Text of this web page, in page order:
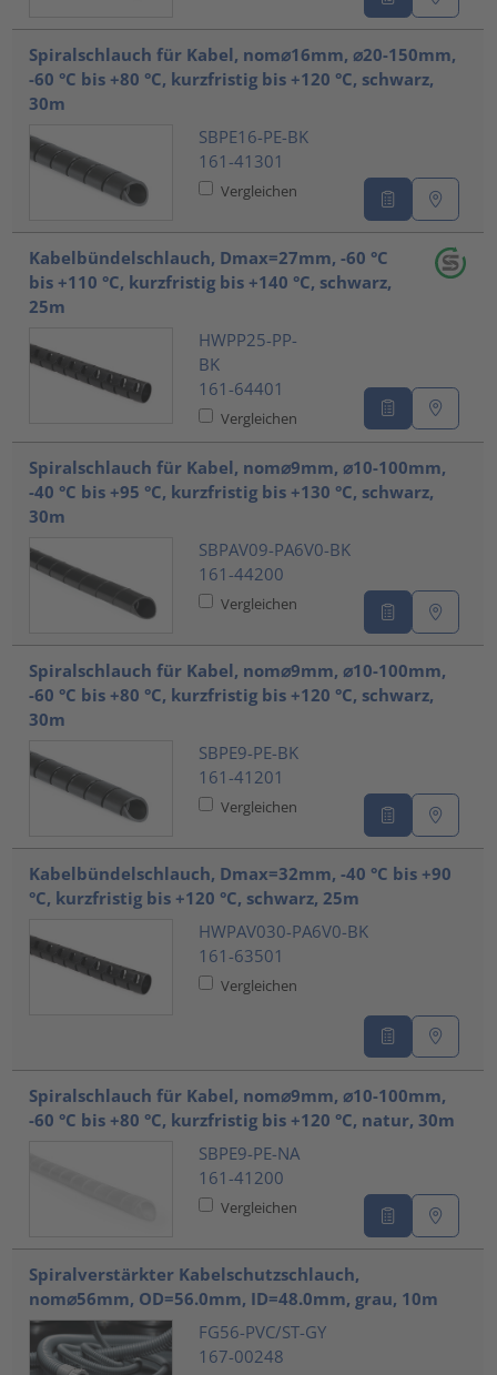
Spiralschlauch für Kabel, nom⌀16mm, ⌀20-150mm,
-60 °C bis +80 °C, kurzfristig bis +120 °C, schwarz,
30m
SBPE16-PE-BK
161-41301
Vergleichen
Kabelbündelschlauch, Dmax=27mm, -60 °C
bis +110 °C, kurzfristig bis +140 °C, schwarz,
25m
HWPP25-PP-
BK
161-64401
Vergleichen
Spiralschlauch für Kabel, nom⌀9mm, ⌀10-100mm,
-40 °C bis +95 °C, kurzfristig bis +130 °C, schwarz,
30m
SBPAV09-PA6V0-BK
161-44200
Vergleichen
Spiralschlauch für Kabel, nom⌀9mm, ⌀10-100mm,
-60 °C bis +80 °C, kurzfristig bis +120 °C, schwarz,
30m
SBPE9-PE-BK
161-41201
Vergleichen
Kabelbündelschlauch, Dmax=32mm, -40 °C bis +90
°C, kurzfristig bis +120 °C, schwarz, 25m
HWPAV030-PA6V0-BK
161-63501
Vergleichen
Spiralschlauch für Kabel, nom⌀9mm, ⌀10-100mm,
-60 °C bis +80 °C, kurzfristig bis +120 °C, natur, 30m
SBPE9-PE-NA
161-41200
Vergleichen
Spiralverstärkter Kabelschutzschlauch,
nom⌀56mm, OD=56.0mm, ID=48.0mm, grau, 10m
FG56-PVC/ST-GY
167-00248